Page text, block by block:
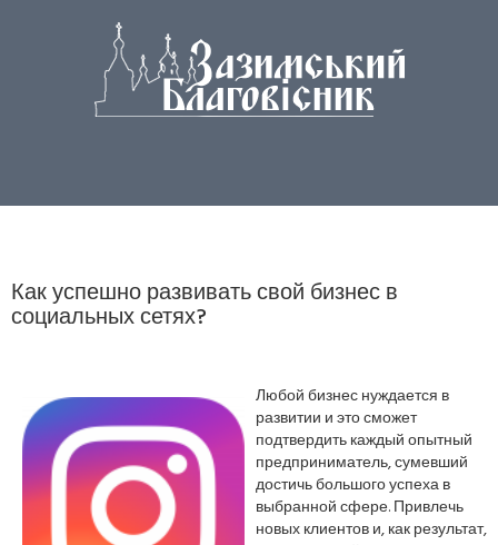
Как успешно развивать свой бизнес в
социальных сетях?
Любой бизнес нуждается в
развитии и это сможет
подтвердить каждый опытный
предприниматель, сумевший
достичь большого успеха в
выбранной сфере. Привлечь
новых клиентов и, как результат,